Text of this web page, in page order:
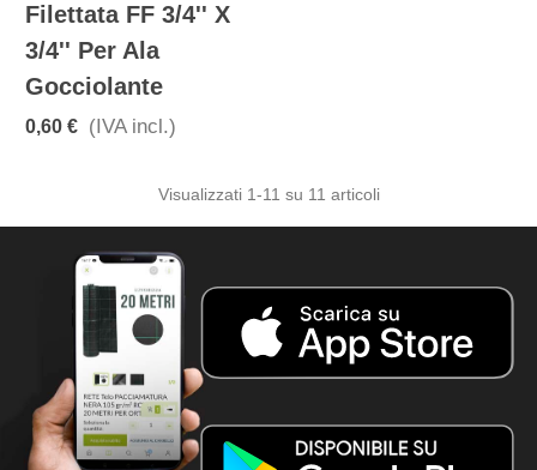
Filettata FF 3/4'' X
3/4'' Per Ala
Gocciolante
0,60 € (IVA incl.)
Visualizzati 1-11 su 11 articoli